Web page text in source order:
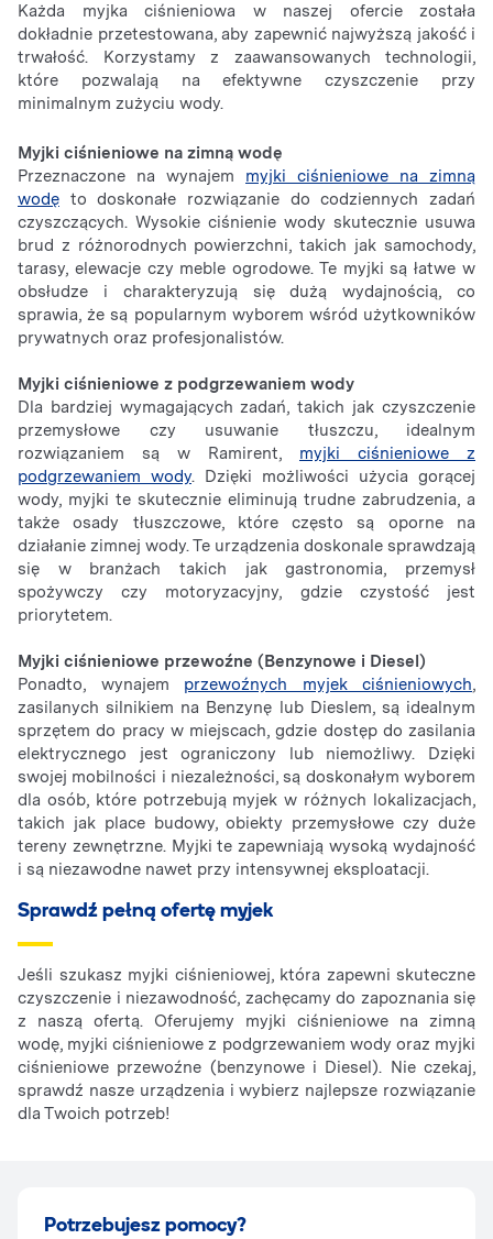
Każda myjka ciśnieniowa w naszej ofercie została
dokładnie przetestowana, aby zapewnić najwyższą jakość i
trwałość. Korzystamy z zaawansowanych technologii,
które pozwalają na efektywne czyszczenie przy
minimalnym zużyciu wody.
Myjki ciśnieniowe na zimną wodę
Przeznaczone na wynajem myjki ciśnieniowe na zimną
wodę to doskonałe rozwiązanie do codziennych zadań
czyszczących. Wysokie ciśnienie wody skutecznie usuwa
brud z różnorodnych powierzchni, takich jak samochody,
tarasy, elewacje czy meble ogrodowe. Te myjki są łatwe w
obsłudze i charakteryzują się dużą wydajnością, co
sprawia, że są popularnym wyborem wśród użytkowników
prywatnych oraz profesjonalistów.
Myjki ciśnieniowe z podgrzewaniem wody
Dla bardziej wymagających zadań, takich jak czyszczenie
przemysłowe czy usuwanie tłuszczu, idealnym
rozwiązaniem są w Ramirent, myjki ciśnieniowe z
podgrzewaniem wody. Dzięki możliwości użycia gorącej
wody, myjki te skutecznie eliminują trudne zabrudzenia, a
także osady tłuszczowe, które często są oporne na
działanie zimnej wody. Te urządzenia doskonale sprawdzają
się w branżach takich jak gastronomia, przemysł
spożywczy czy motoryzacyjny, gdzie czystość jest
priorytetem.
Myjki ciśnieniowe przewoźne (Benzynowe i Diesel)
Ponadto, wynajem przewoźnych myjek ciśnieniowych,
zasilanych silnikiem na Benzynę lub Dieslem, są idealnym
sprzętem do pracy w miejscach, gdzie dostęp do zasilania
elektrycznego jest ograniczony lub niemożliwy. Dzięki
swojej mobilności i niezależności, są doskonałym wyborem
dla osób, które potrzebują myjek w różnych lokalizacjach,
takich jak place budowy, obiekty przemysłowe czy duże
tereny zewnętrzne. Myjki te zapewniają wysoką wydajność
i są niezawodne nawet przy intensywnej eksploatacji.
Sprawdź pełną ofertę myjek
Jeśli szukasz myjki ciśnieniowej, która zapewni skuteczne
czyszczenie i niezawodność, zachęcamy do zapoznania się
z naszą ofertą. Oferujemy myjki ciśnieniowe na zimną
wodę, myjki ciśnieniowe z podgrzewaniem wody oraz myjki
ciśnieniowe przewoźne (benzynowe i Diesel). Nie czekaj,
sprawdź nasze urządzenia i wybierz najlepsze rozwiązanie
dla Twoich potrzeb!
Potrzebujesz pomocy?